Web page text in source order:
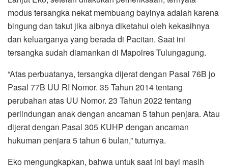
modus tersangka nekat membuang bayinya adalah karena
bingung dan takut jika aibnya diketahui oleh kekasihnya
dan keluarganya yang berada di Pacitan. Saat ini
tersangka sudah diamankan di Mapolres Tulungagung.
“Atas perbuatanya, tersangka dijerat dengan Pasal 76B jo
Pasal 77B UU RI Nomor. 35 Tahun 2014 tentang
perubahan atas UU Nomor. 23 Tahun 2022 tentang
perlindungan anak dengan ancaman 5 tahun penjara. Atau
dijerat dengan Pasal 305 KUHP dengan ancaman
hukuman penjara 5 tahun 6 bulan,” tuturnya.
Eko mengungkapkan, bahwa untuk saat ini bayi masih